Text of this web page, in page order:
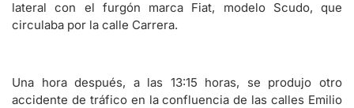
lateral con el furgón marca Fiat, modelo Scudo, que
circulaba por la calle Carrera.
Una hora después, a las 13:15 horas, se produjo otro
accidente de tráfico en la confluencia de las calles Emilio